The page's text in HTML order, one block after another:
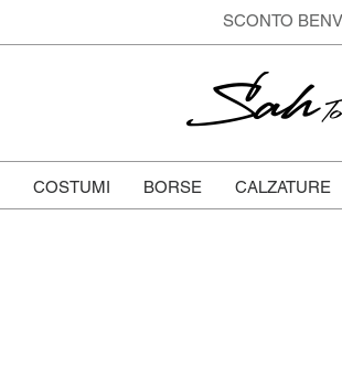
SCONTO
Sah
COSTUMI BORSE CALZATURE